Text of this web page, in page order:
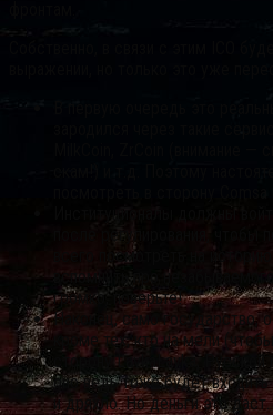
В первую очередь это
зародился через такие
MilkCoin, ZrCoin (внимание —
Институционалы должны
после регулирования, чтобы
всего посмотреть на
вспомнить про
громко, поверьте!
Наконец, само государство,
кроме тех, кто на мели
сторону LavkaLavka, Русской
оно ведь тоже будет
и дряхло. Но деньги это даст.